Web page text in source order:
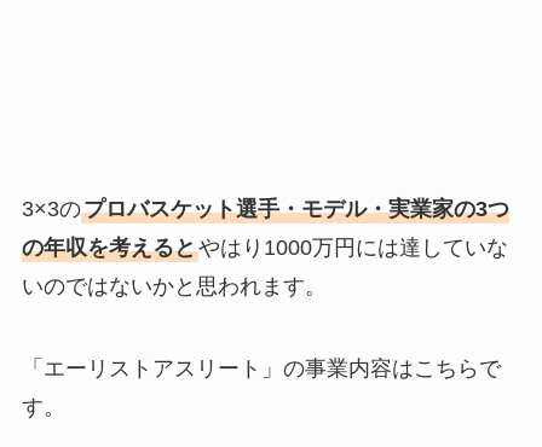
3×3のプロバスケット選手・モデル・実業家の3つ
の年収を考えるとやはり1000万円には達していな
いのではないかと思われます。
「エーリストアスリート」の事業内容はこちらで
す。